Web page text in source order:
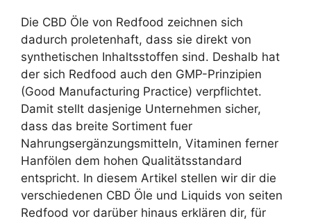
Die CBD Öle von Redfood zeichnen sich
dadurch proletenhaft, dass sie direkt von
synthetischen Inhaltsstoffen sind. Deshalb hat
der sich Redfood auch den GMP-Prinzipien
(Good Manufacturing Practice) verpflichtet.
Damit stellt dasjenige Unternehmen sicher,
dass das breite Sortiment fuer
Nahrungsergänzungsmitteln, Vitaminen ferner
Hanfölen dem hohen Qualitätsstandard
entspricht. In diesem Artikel stellen wir dir die
verschiedenen CBD Öle und Liquids von seiten
Redfood vor darüber hinaus erklären dir, für